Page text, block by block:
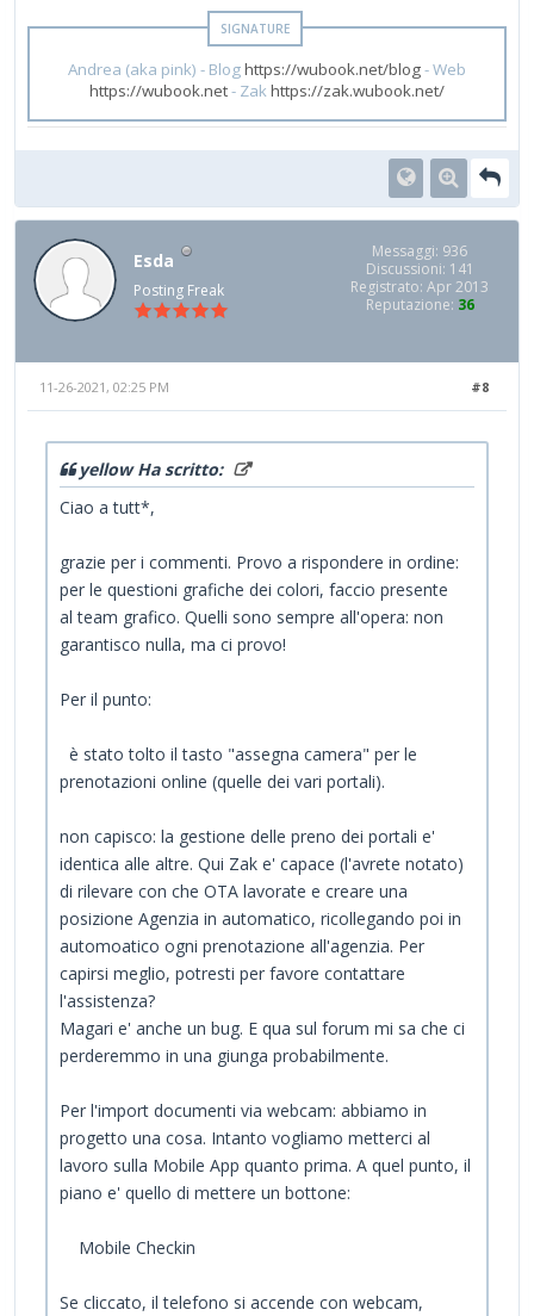
Andrea (aka pink) - Bloghttps://wubook.net/blog- Web
https://wubook.net- Zakhttps://zak.wubook.net/
Esda
Posting Freak
Messaggi: 936
Discussioni: 141
Registrato: Apr 2013
Reputazione: 36
#8
11-26-2021, 02:25 PM
yellow Ha scritto:
Ciao a tutt*,
grazie per i commenti. Provo a rispondere in ordine:
per le questioni grafiche dei colori, faccio presente
al team grafico. Quelli sono sempre all'opera: non
garantisco nulla, ma ci provo!
Per il punto:
è stato tolto il tasto "assegna camera" per le
prenotazioni online (quelle dei vari portali).
non capisco: la gestione delle preno dei portali e'
identica alle altre. Qui Zak e' capace (l'avrete notato)
di rilevare con che OTA lavorate e creare una
posizione Agenzia in automatico, ricollegando poi in
automoatico ogni prenotazione all'agenzia. Per
capirsi meglio, potresti per favore contattare
l'assistenza?
Magari e' anche un bug. E qua sul forum mi sa che ci
perderemmo in una giunga probabilmente.
Per l'import documenti via webcam: abbiamo in
progetto una cosa. Intanto vogliamo metterci al
lavoro sulla Mobile App quanto prima. A quel punto, il
piano e' quello di mettere un bottone:
Mobile Checkin
Se cliccato, il telefono si accende con webcam,